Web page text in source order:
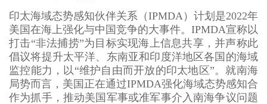
印太海域态势感知伙伴关系（IPMDA）计划是2022年
美国在海上强化与中国竞争的大事件。IPMDA宣称以
打击“非法捕捞”为目标实现海上信息共享，并声称此
倡议将提升太平洋、东南亚和印度洋地区各国的海域
监控能力，以“维护自由而开放的印太地区”。就南海
局势而言，美国正在通过IPMDA强化海域态势感知合
作为抓手，推动美国军事或准军事介入南海争议问题